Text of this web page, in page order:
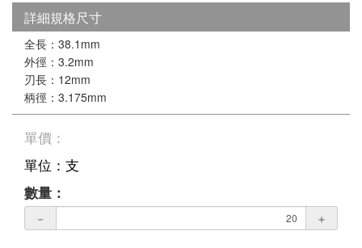
詳細規格尺寸
全長：38.1mm
外徑：3.2mm
刃長：12mm
柄徑：3.175mm
單價：
單位：支
數量：
－ ＋